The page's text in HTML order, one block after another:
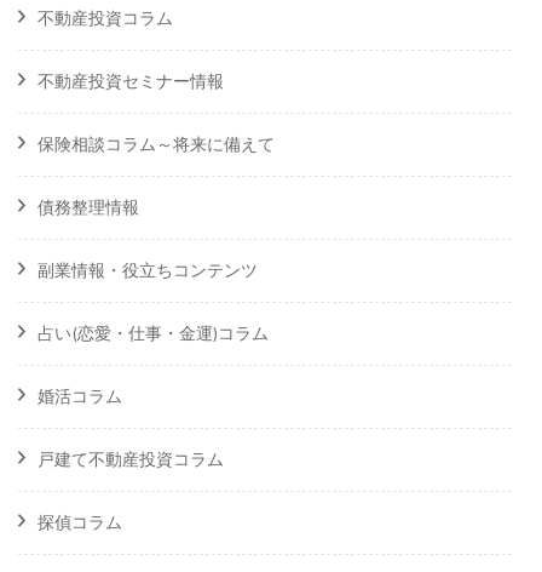
不動産投資コラム
不動産投資セミナー情報
保険相談コラム～将来に備えて
債務整理情報
副業情報・役立ちコンテンツ
占い(恋愛・仕事・金運)コラム
婚活コラム
戸建て不動産投資コラム
探偵コラム